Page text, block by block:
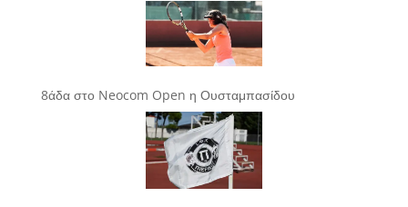
8άδα στο Neocom Open η Ουσταμπασίδου